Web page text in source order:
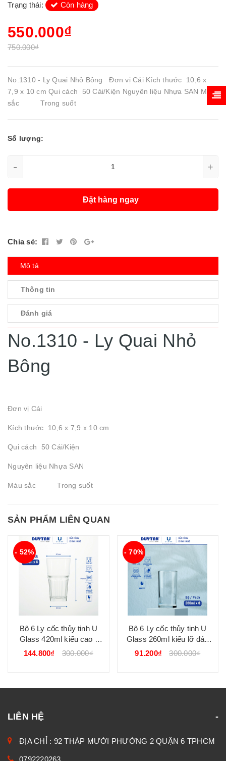
Trạng thái: Còn hàng
550.000₫
750.000₫
No.1310 - Ly Quai Nhỏ Bông Đơn vị Cái Kích thước 10,6 x
7,9 x 10 cm Qui cách 50 Cái/Kiện Nguyên liệu Nhựa SAN Màu
sắc Trong suốt
Số lượng:
- +
Đặt hàng ngay
Chia sẻ:
Mô tả
Thông tin
Đánh giá
No.1310 - Ly Quai Nhỏ
Bông
Đơn vị Cái
Kích thước 10,6 x 7,9 x 10 cm
Qui cách 50 Cái/Kiện
Nguyên liệu Nhựa SAN
Màu sắc Trong suốt
SẢN PHẨM LIÊN QUAN
- 52%
Bộ 6 Ly cốc thủy tinh U
Glass 420ml kiểu cao -
PUG390
144.800₫ 300.000₫
- 70%
Bộ 6 Ly cốc thủy tinh U
Glass 260ml kiểu lỡ đáy
bằng - BUG305
91.200₫ 300.000₫
LIÊN HỆ
ĐỊA CHỈ : 92 THÁP MƯỜI PHƯỜNG 2 QUẬN 6 TPHCM
0792220263